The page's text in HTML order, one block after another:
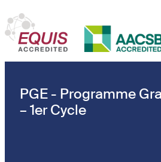
PGE - Programme
– 1er Cycle